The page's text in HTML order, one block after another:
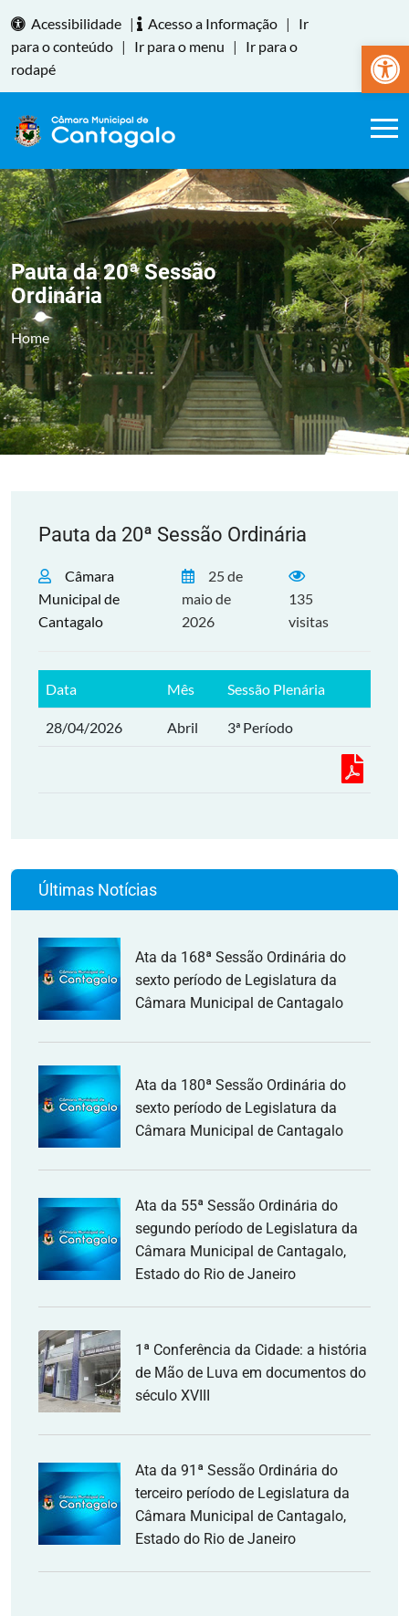
Abrir
Acessibilidade | Acesso a Informação |
Ir
para o conteúdo | Ir para o menu |
Ir para o
rodapé
Pauta da 20ª Sessão
Ordinária
Home
Pauta da 20ª Sessão Ordinária
Câmara
Municipal de
Cantagalo
25 de
maio de
2026
135
visitas
Data Mês Sessão Plenária
28/04/2026 Abril 3ª Período
Últimas Notícias
Ata da 168ª Sessão Ordinária do
sexto período de Legislatura da
Câmara Municipal de Cantagalo
Ata da 180ª Sessão Ordinária do
sexto período de Legislatura da
Câmara Municipal de Cantagalo
Ata da 55ª Sessão Ordinária do
segundo período de Legislatura da
Câmara Municipal de Cantagalo,
Estado do Rio de Janeiro
1ª Conferência da Cidade: a história
de Mão de Luva em documentos do
século XVIII
Ata da 91ª Sessão Ordinária do
terceiro período de Legislatura da
Câmara Municipal de Cantagalo,
Estado do Rio de Janeiro